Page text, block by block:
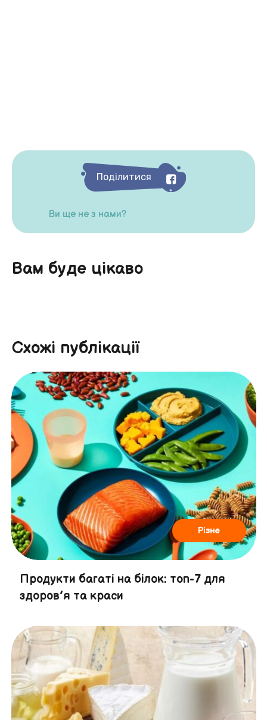
Поділитися
Ви ще не з нами?
Вам буде цікаво
Схожі публікації
Різне
Продукти багаті на білок: топ-7 для
здоров’я та краси